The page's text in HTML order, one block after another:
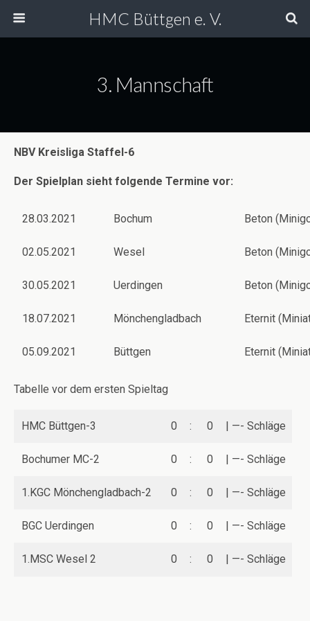
HMC Büttgen e. V.
3. Mannschaft
NBV Kreisliga Staffel-6
Der Spielplan sieht folgende Termine vor:
28.03.2021 Bochum Beton
02.05.2021 Wesel Beton
30.05.2021 Uerdingen Beton
18.07.2021 Mönchengladbach Eternit
05.09.2021 Büttgen Eternit
Tabelle vor dem ersten Spieltag
HMC Büttgen-3 0 : 0 | —- Schläge
Bochumer MC-2 0 : 0 | —- Schläge
1.KGC Mönchengladbach-2 0 : 0 | —- Schläge
BGC Uerdingen 0 : 0 | —- Schläge
1.MSC Wesel 2 0 : 0 | —- Schläge